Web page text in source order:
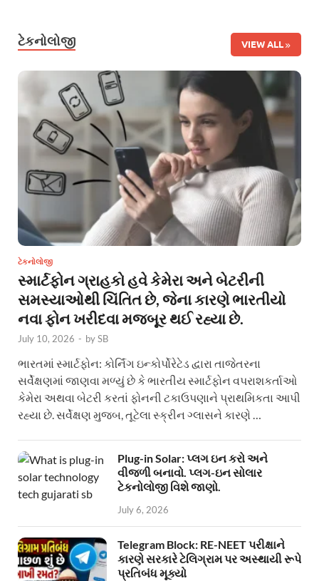
ટેકનોલોજી VIEW ALL
ટેકનોલોજી
સ્માર્ટફોન ગ્રાહકો હવે કેમેરા અને બેટરીની
સમસ્યાઓથી ચિંતિત છે, જેના કારણે ભારતીયો
નવા ફોન ખરીદવા મજબૂર થઈ રહ્યા છે.
July 10, 2026 - bySB
ભારતમાં સ્માર્ટફોન: કોર્નિંગ ઇન્કોર્પોરેટેડ દ્વારા તાજેતરના
સર્વેક્ષણમાં જાણવા મળ્યું છે કે ભારતીય સ્માર્ટફોન વપરાશકર્તાઓ
કેમેરા અથવા બેટરી કરતાં ફોનની ટકાઉપણાને પ્રાથમિકતા આપી
રહ્યા છે. સર્વેક્ષણ મુજબ, તૂટેલા સ્ક્રીન ગ્લાસને કારણે …
Plug-in Solar: પ્લગ ઇન કરો અને
વીજળી બનાવો. પ્લગ-ઇન સોલાર
ટેકનોલોજી વિશે જાણો.
July 6, 2026
Telegram Block: RE-NEET પરીક્ષાને
કારણે સરકારે ટેલિગ્રામ પર અસ્થાયી રૂપે
પ્રતિબંધ મૂક્યો